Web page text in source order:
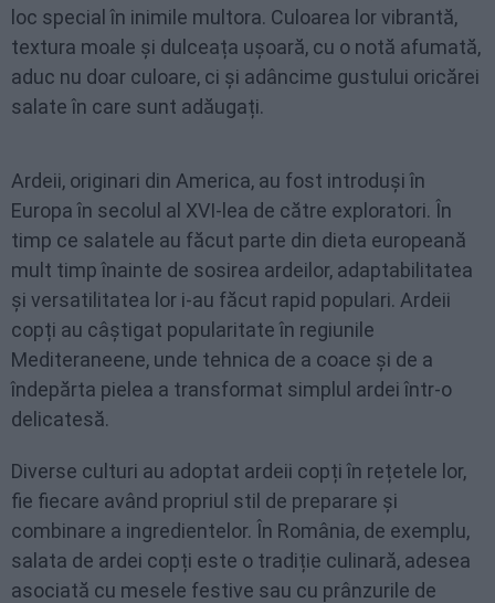
loc special în inimile multora. Culoarea lor vibrantă,
textura moale și dulceața ușoară, cu o notă afumată,
aduc nu doar culoare, ci și adâncime gustului oricărei
salate în care sunt adăugați.
Ardeii, originari din America, au fost introduși în
Europa în secolul al XVI-lea de către exploratori. În
timp ce salatele au făcut parte din dieta europeană
mult timp înainte de sosirea ardeilor, adaptabilitatea
și versatilitatea lor i-au făcut rapid populari. Ardeii
copți au câștigat popularitate în regiunile
Mediteraneene, unde tehnica de a coace și de a
îndepărta pielea a transformat simplul ardei într-o
delicatesă.
Diverse culturi au adoptat ardeii copți în rețetele lor,
fie fiecare având propriul stil de preparare și
combinare a ingredientelor. În România, de exemplu,
salata de ardei copți este o tradiție culinară, adesea
asociată cu mesele festive sau cu prânzurile de